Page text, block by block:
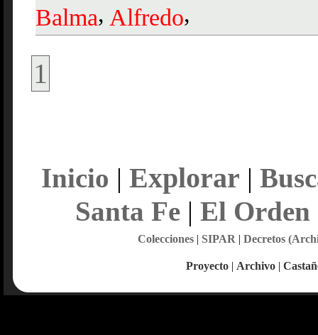
Balma, Alfredo,
1
Inicio | Explorar |
Santa Fe| El Orden
Colecciones| SIPAR | Decretos
Proyecto | Archivo |